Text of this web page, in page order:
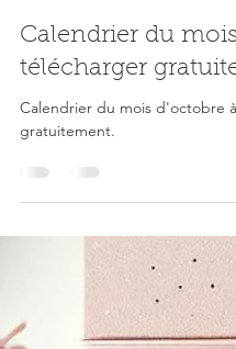
Zélia
25 sept. 2024
Calendrier du
télécharger
Calendrier du mois d'octobre
gratuitement.